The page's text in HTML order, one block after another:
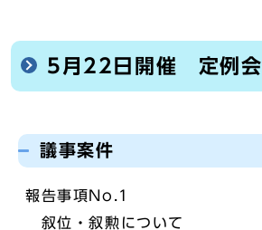
5月22日開催 定例会
議事案件
報告事項No.1
叙位・叙勲について